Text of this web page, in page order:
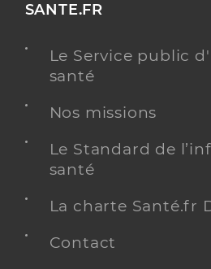
SANTE.FR
Le Service public
santé
Nos missions
Le Standard de
santé
La charte Santé.fr
Contact